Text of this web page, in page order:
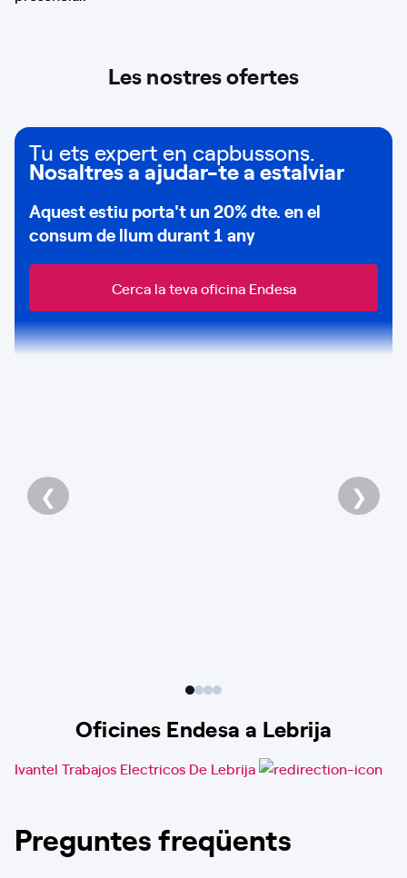
Les nostres ofertes
Tu ets expert en capbussons.
Nosaltres a ajudar-te a estalviar
Aquest estiu porta't un20% dte.en el
consum dellum durant 1 any
Cerca la teva oficina Endesa
❮ ❯
Oficines Endesa a Lebrija
Ivantel Trabajos Electricos De Lebrija
Preguntes freqüents